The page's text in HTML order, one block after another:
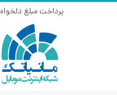
پرداخت مبلغ دلخواه